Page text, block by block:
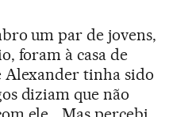
um par de jovens,
foram à casa de
Alexander tinha sido
diziam que não